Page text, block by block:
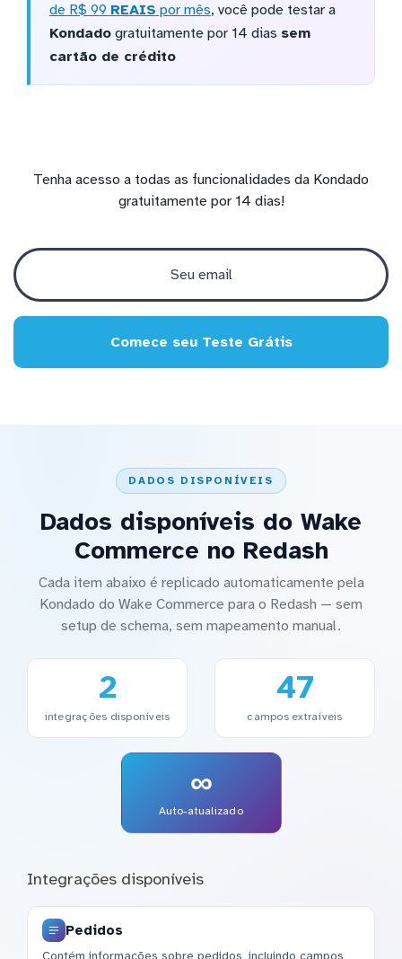
de R$ 99 REAIS por mês, você pode testar a
Kondadogratuitamente por 14 dias sem
cartão de crédito
Tenha acesso a todas as funcionalidades da Kondado
gratuitamente por 14 dias!
Comece seu Teste Grátis
DADOS DISPONÍVEIS
Dados disponíveis do Wake
Commerce no Redash
Cada item abaixo é replicado automaticamente pela
Kondado do Wake Commerce para o Redash — sem
setup de schema, sem mapeamento manual.
2
integrações disponíveis
47
campos extraíveis
∞
Auto-atualizado
Integrações disponíveis
Pedidos
Contém informações sobre pedidos, incluindo campos